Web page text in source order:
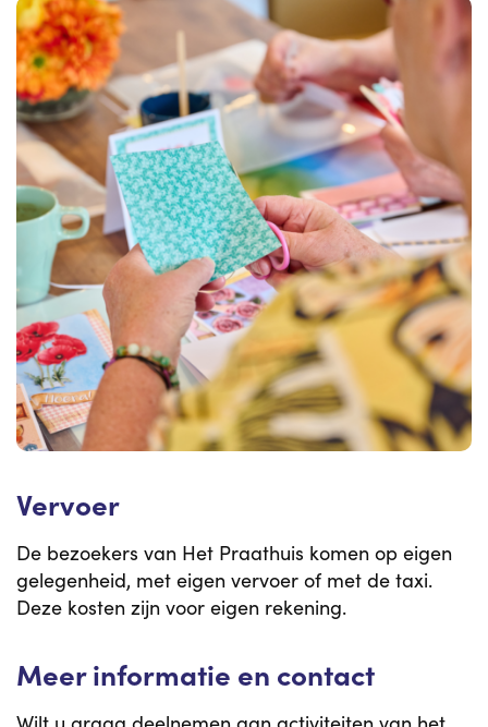
Vervoer
De bezoekers van Het Praathuis komen op eigen
gelegenheid, met eigen vervoer of met de taxi.
Deze kosten zijn voor eigen rekening.
Meer informatie en contact